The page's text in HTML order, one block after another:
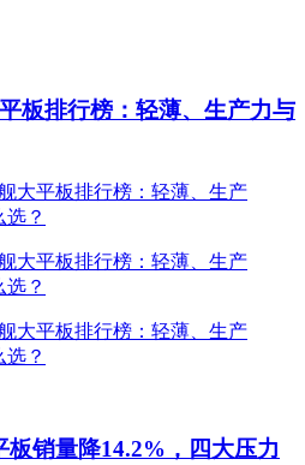
板排行榜：轻薄、生产力与
板销量降14.2%，四大压力